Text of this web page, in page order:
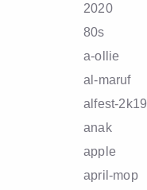
2020
80s
a-ollie
al-maruf
alfest-2k19
anak
apple
april-mop